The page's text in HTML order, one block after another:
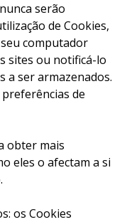
serão
de Cookies,
computador
sites ou notificá-lo
a ser armazenados.
de
obter mais
eles o afectam a si
os Cookies